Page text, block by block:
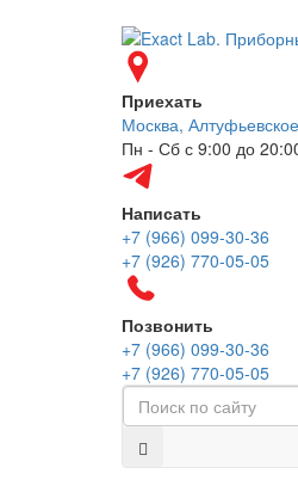
Приехать
Москва,
Пн - Сб с 9:00 до
Написать
+7 (966) 099-30-36
+7 (926) 770-05-05
Позвонить
+7 (966) 099-30-36
+7 (926) 770-05-05